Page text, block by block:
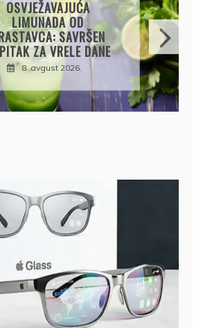
OSVJEŽAVAJUĆA
LIMUNADA OD
SAVRŠEN
ZA VRELE DANE
8. avgust 2026.